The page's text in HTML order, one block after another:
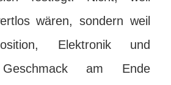
wären, sondern weil
Elektronik und
Geschmack am Ende